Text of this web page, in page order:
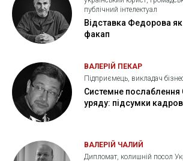
публічний інтелектуал
Відставка Федорова як
факап
ВАЛЕРІЙ ПЕКАР
Підприємець, викладач
Системне послаблення
уряду: підсумки
ВАЛЕРІЙ ЧАЛИЙ
Дипломат, колишній посол